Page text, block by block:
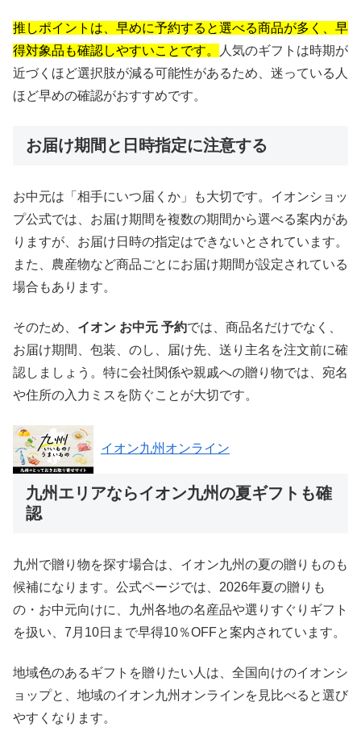
推しポイントは、早めに予約すると選べる商品が多く、早
得対象品も確認しやすいことです。
人気のギフトは時期が
近づくほど選択肢が減る可能性があるため、迷っている人
ほど早めの確認がおすすめです。
お届け期間と日時指定に注意する
お中元は「相手にいつ届くか」も大切です。イオンショッ
プ公式では、お届け期間を複数の期間から選べる案内があ
りますが、お届け日時の指定はできないとされています。
また、農産物など商品ごとにお届け期間が設定されている
場合もあります。
そのため、 イオン お中元 予約では、商品名だけでなく、
お届け期間、包装、のし、届け先、送り主名を注文前に確
認しましょう。特に会社関係や親戚への贈り物では、宛名
や住所の入力ミスを防ぐことが大切です。
イオン九州オンライン
九州エリアならイオン九州の夏ギフトも確
認
九州で贈り物を探す場合は、イオン九州の夏の贈りものも
候補になります。公式ページでは、2026年夏の贈りも
の・お中元向けに、九州各地の名産品や選りすぐりギフト
を扱い、7月10日まで早得10％OFFと案内されています。
地域色のあるギフトを贈りたい人は、全国向けのイオンシ
ョップと、地域のイオン九州オンラインを見比べると選び
やすくなります。